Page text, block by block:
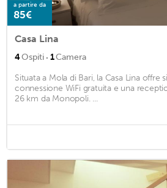
a partire da
85€
Casa Lina
4Ospiti · 1Camera
Situata a Mola di Bari, la Casa Lina offre
connessione WiFi gratuita e una
26 km da Monopoli. ...